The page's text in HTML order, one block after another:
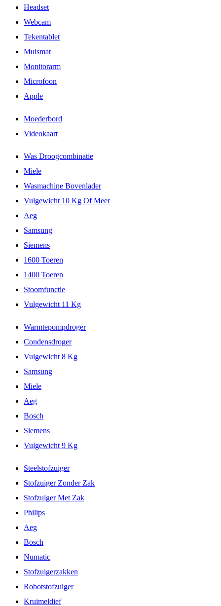
Headset
Webcam
Tekentablet
Muismat
Monitorarm
Microfoon
Apple
Moederbord
Videokaart
Was Droogcombinatie
Miele
Wasmachine Bovenlader
Vulgewicht 10 Kg Of Meer
Aeg
Samsung
Siemens
1600 Toeren
1400 Toeren
Stoomfunctie
Vulgewicht 11 Kg
Warmtepompdroger
Condensdroger
Vulgewicht 8 Kg
Samsung
Miele
Aeg
Bosch
Siemens
Vulgewicht 9 Kg
Steelstofzuiger
Stofzuiger Zonder Zak
Stofzuiger Met Zak
Philips
Aeg
Bosch
Numatic
Stofzuigerzakken
Robotstofzuiger
Kruimeldief